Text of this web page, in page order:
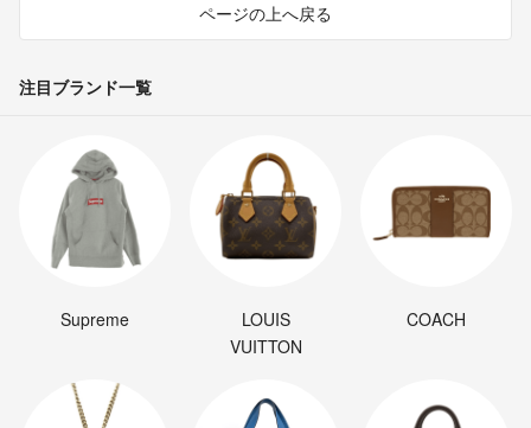
ページの上へ戻る
注目ブランド一覧
Supreme
LOUIS
VUITTON
COACH